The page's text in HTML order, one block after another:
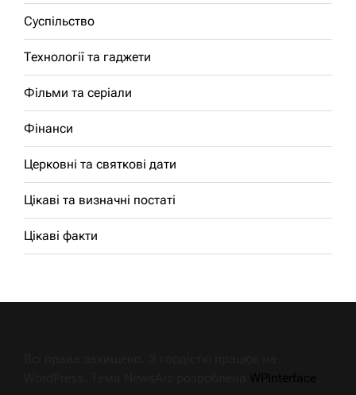
Суспільство
Технології та гаджети
Фільми та серіали
Фінанси
Церковні та святкові дати
Цікаві та визначні постаті
Цікаві факти